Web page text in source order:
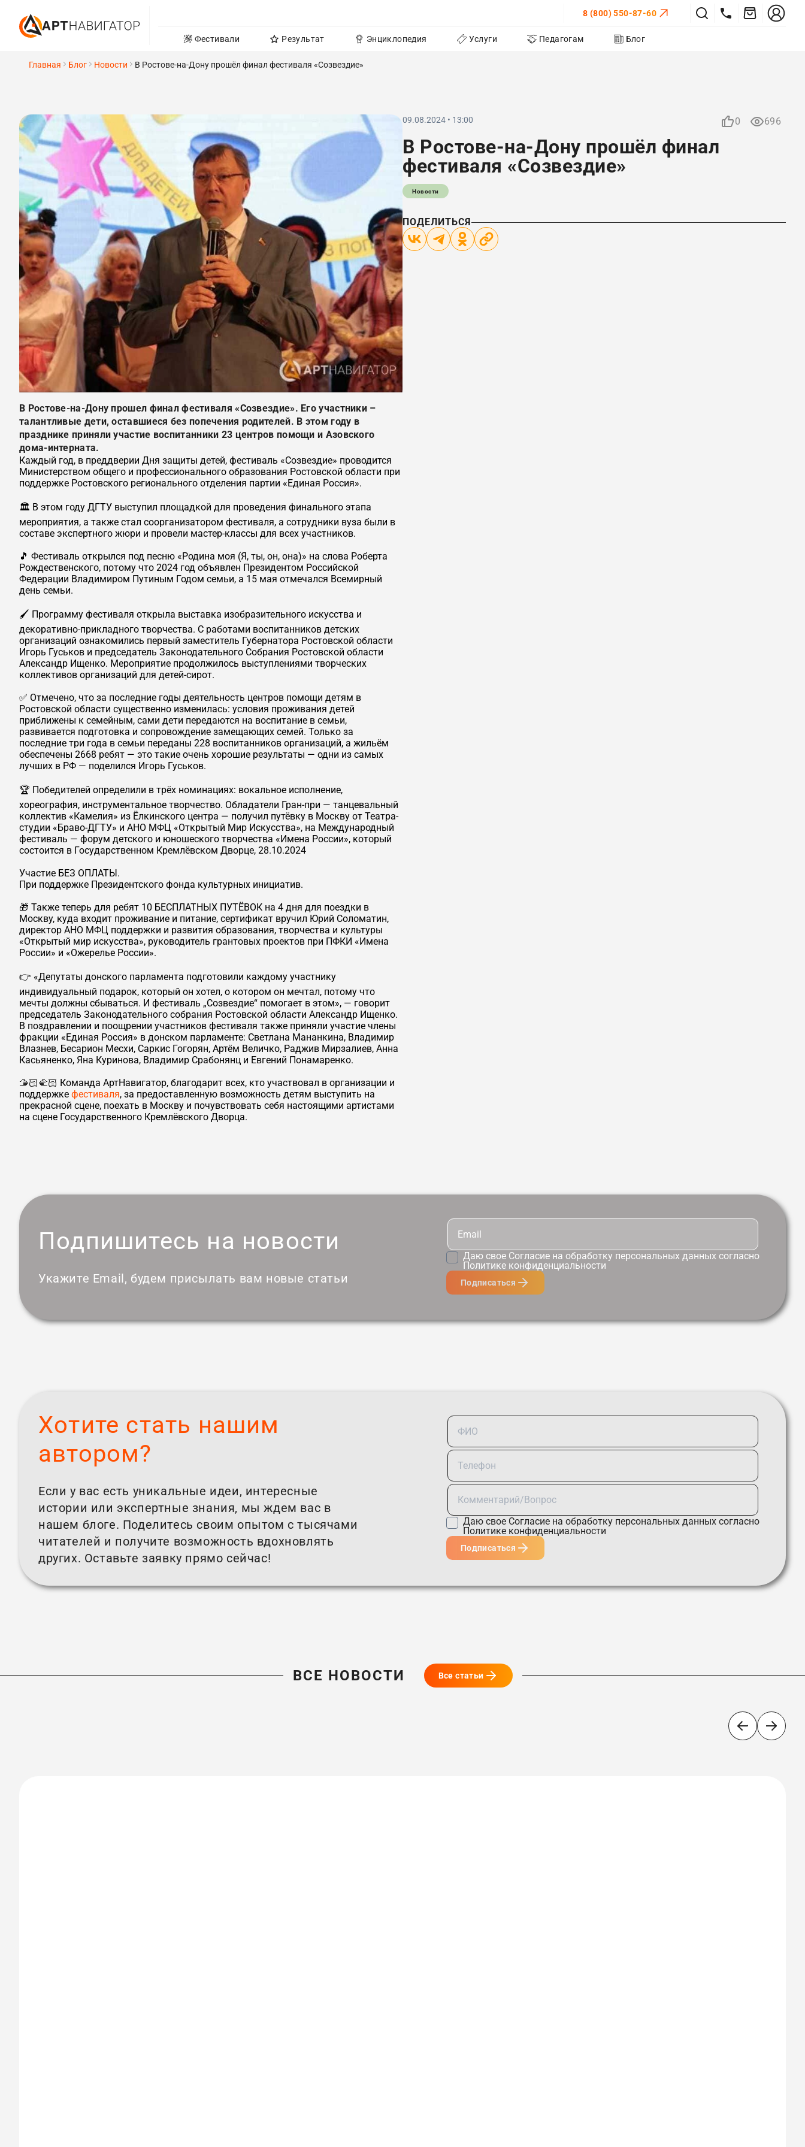
8 (800) 550-87-60
Фестивали Результат Энциклопедия Услуги Педагогам Блог
Главная Блог Новости В Ростове-на-Дону прошёл финал фестиваля «Созвездие»
В Ростове-на-Дону прошел финал фестиваля «Созвездие». Его участники –
талантливые дети, оставшиеся без попечения родителей. В этом году в
празднике приняли участие воспитанники 23 центров помощи и Азовского
дома-интерната.
Каждый год, в преддверии Дня защиты детей, фестиваль «Созвездие» проводится
Министерством общего и профессионального образования Ростовской области при
поддержке Ростовского регионального отделения партии «Единая Россия».
🏛️ В этом году ДГТУ выступил площадкой для проведения финального этапа
мероприятия, а также стал соорганизатором фестиваля, а сотрудники вуза были в
составе экспертного жюри и провели мастер-классы для всех участников.
🎵 Фестиваль открылся под песню «Родина моя (Я, ты, он, она)» на слова Роберта
Рождественского, потому что 2024 год объявлен Президентом Российской
Федерации Владимиром Путиным Годом семьи, а 15 мая отмечался Всемирный
день семьи.
🖌️ Программу фестиваля открыла выставка изобразительного искусства и
декоративно-прикладного творчества. С работами воспитанников детских
организаций ознакомились первый заместитель Губернатора Ростовской области
Игорь Гуськов и председатель Законодательного Собрания Ростовской области
Александр Ищенко. Мероприятие продолжилось выступлениями творческих
коллективов организаций для детей-сирот.
✅ Отмечено, что за последние годы деятельность центров помощи детям в
Ростовской области существенно изменилась: условия проживания детей
приближены к семейным, сами дети передаются на воспитание в семьи,
развивается подготовка и сопровождение замещающих семей. Только за
последние три года в семьи переданы 228 воспитанников организаций, а жильём
обеспечены 2668 ребят — это такие очень хорошие результаты — одни из самых
лучших в РФ — поделился Игорь Гуськов.
🏆 Победителей определили в трёх номинациях: вокальное исполнение,
хореография, инструментальное творчество. Обладатели Гран-при — танцевальный
коллектив «Камелия» из Ёлкинского центра — получил путёвку в Москву от Театра-
студии «Браво-ДГТУ» и АНО МФЦ «Открытый Мир Искусства», на Международный
фестиваль — форум детского и юношеского творчества «Имена России», который
состоится в Государственном Кремлёвском Дворце, 28.10.2024
Участие БЕЗ ОПЛАТЫ.
При поддержке Президентского фонда культурных инициатив.
🎁 Также теперь для ребят 10 БЕСПЛАТНЫХ ПУТЁВОК на 4 дня для поездки в
Москву, куда входит проживание и питание, сертификат вручил Юрий Соломатин,
директор АНО МФЦ поддержки и развития образования, творчества и культуры
«Открытый мир искусства», руководитель грантовых проектов при ПФКИ «Имена
России» и «Ожерелье России».
👉 «Депутаты донского парламента подготовили каждому участнику
индивидуальный подарок, который он хотел, о котором он мечтал, потому что
мечты должны сбываться. И фестиваль „Созвездие“ помогает в этом», — говорит
председатель Законодательного собрания Ростовской области Александр Ищенко.
В поздравлении и поощрении участников фестиваля также приняли участие члены
фракции «Единая Россия» в донском парламенте: Светлана Мананкина, Владимир
Влазнев, Бесарион Месхи, Саркис Гогорян, Артём Величко, Раджив Мирзалиев, Анна
Касьяненко, Яна Куринова, Владимир Срабонянц и Евгений Понамаренко.
🫱🏻🫲🏻 Команда АртНавигатор, благодарит всех, кто участвовал в организации и
поддержке фестиваля, за предоставленную возможность детям выступить на
прекрасной сцене, поехать в Москву и почувствовать себя настоящими артистами
на сцене Государственного Кремлёвского Дворца.
09.08.2024 • 13:00 0 696
В Ростове-на-Дону прошёл финал
фестиваля «Созвездие»
Новости
ПОДЕЛИТЬСЯ
Подпишитесь на новости
Укажите Email, будем присылать вам новые статьи
Даю свое Согласие на обработку персональных данных согласно
Политике конфиденциальности
Подписаться
Хотите стать нашим
автором?
Если у вас есть уникальные идеи, интересные
истории или экспертные знания, мы ждем вас в
нашем блоге. Поделитесь своим опытом с тысячами
читателей и получите возможность вдохновлять
других. Оставьте заявку прямо сейчас!
Даю свое Согласие на обработку персональных данных согласно
Политике конфиденциальности
Подписаться
ВСЕ НОВОСТИ Все статьи